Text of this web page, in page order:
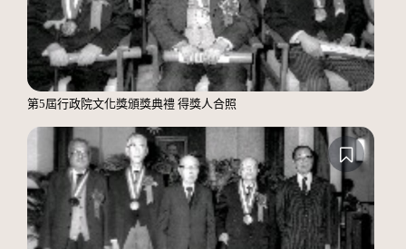
第5屆行政院文化獎頒獎典禮 得獎人合照